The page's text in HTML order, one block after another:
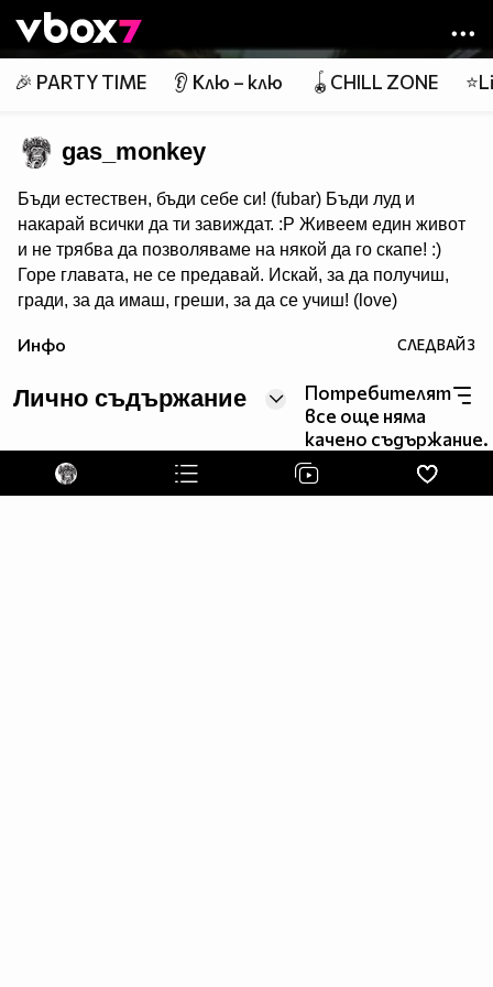
👾
🎉 PARTY TIME 👂 Клю – клю 🪀CHILL ZONE
gas_monkey
Бъди естествен, бъди себе си! (fubar) Бъди луд и
накарай всички да ти завиждат. :P Живеем един живот
и не трябва да позволяваме на някой да го скапе! :)
Горе главата, не се предавай. Искай, за да получиш,
гради, за да имаш, греши, за да се учиш! (love)
значи си една крачка пред тях! (handshake):)♪
Инфо СЛЕДВАЙ3
Лично съдържание
Потребителят
все още няма
качено съдържание.